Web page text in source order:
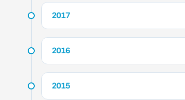
2017
2016
2015